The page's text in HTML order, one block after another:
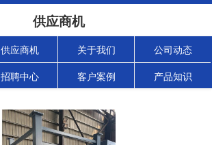
供应商机
供应商机 关于我们 公司动态
招聘中心 客户案例 产品知识